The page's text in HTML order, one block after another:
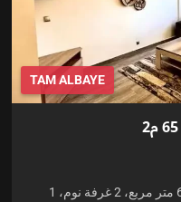
TAM ALBAYE
شقة سعادة مراكش، 65 متر مربع، 2 غرفة نوم، 1